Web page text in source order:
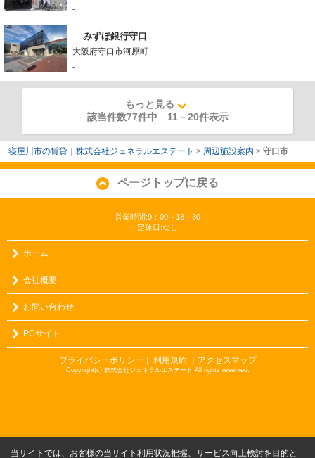
-
みずほ銀行守口
大阪府守口市河原町
-
もっと見る
該当件数77件中 11 －20件表示
寝屋川市の賃貸｜株式会社ジェネラルエステート > 周辺施設案内 > 守口市
ページトップに戻る
営業時間:9：00～18：30
定休日:なし
ホーム
会社概要
お問い合わせ
PCサイト
プライバシーポリシー ｜ 利用規約 ｜アクセスマップ
Copyright(c) 株式会社ジェネラルエステート All rights reserved.
当サイトでは、お客様の当サイト利用状況把握、サービス向上検討を目的と